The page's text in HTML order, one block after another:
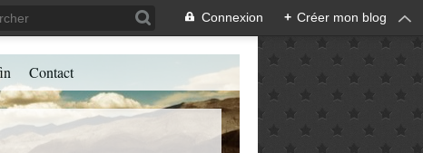
Connexion + Créer mon blog
Contact